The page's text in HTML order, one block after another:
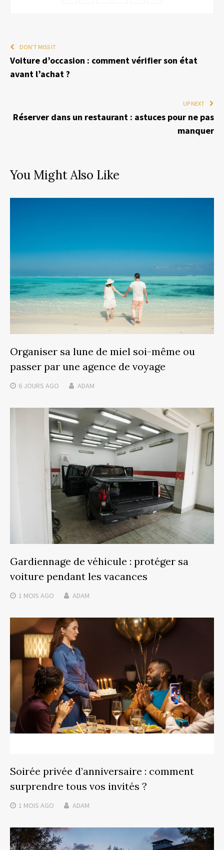
DON'T MISS IT
Voiture d’occasion : comment vérifier son état
avant l’achat ?
UP NEXT
Réserver dans un restaurant : astuces pour ne pas
manquer
You Might Also Like
Organiser sa lune de miel soi-même ou
passer par une agence de voyage
6 JOURS AGO ADAM
Gardiennage de véhicule : protéger sa
voiture pendant les vacances
1 MOIS AGO ADAM
Soirée privée d’anniversaire : comment
surprendre tous vos invités ?
1 MOIS AGO ADAM